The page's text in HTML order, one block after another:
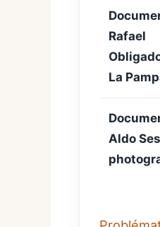
Rafael
La
Aldo